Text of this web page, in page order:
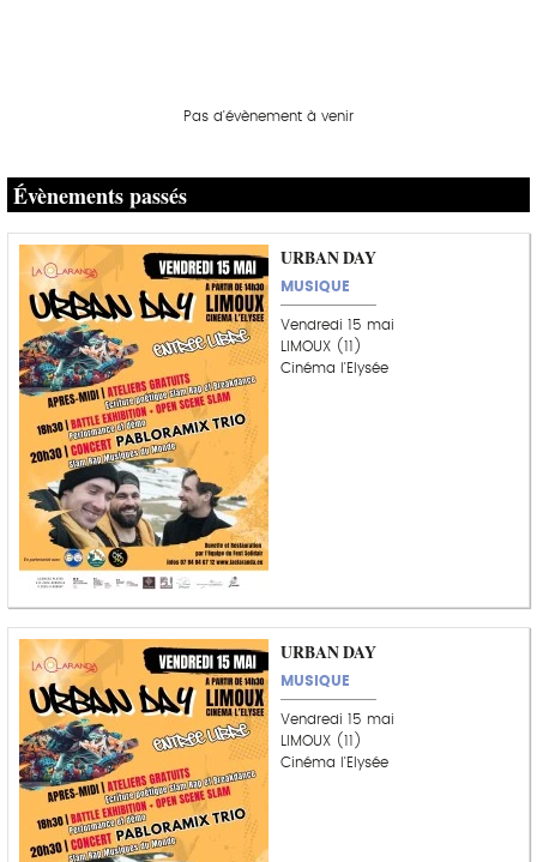
Pas d'évènement à venir
Évènements passés
URBAN DAY
MUSIQUE
Vendredi 15 mai
LIMOUX (11)
Cinéma l'Elysée
URBAN DAY
MUSIQUE
Vendredi 15 mai
LIMOUX (11)
Cinéma l'Elysée